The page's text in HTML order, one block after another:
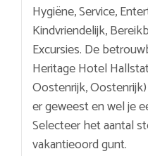
Hygiëne, Service,
Kindvriendelijk,
Excursies. De
Heritage Hotel
Oostenrijk,
er geweest en wel je
Selecteer het aantal
vakantieoord gunt.